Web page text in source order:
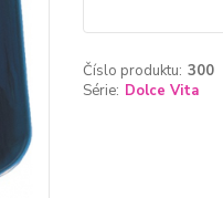
Číslo produktu: 300
Série: Dolce Vita